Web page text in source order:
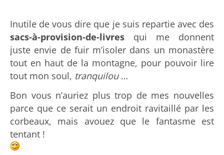
Inutile de vous dire que je suis repartie avec des
sacs-à-provision-de-livres qui me donnent
juste envie de fuir m’isoler dans un monastère
tout en haut de la montagne, pour pouvoir lire
tout mon soul, tranquilou…
Bon vous n’auriez plus trop de mes nouvelles
parce que ce serait un endroit ravitaillé par les
corbeaux, mais avouez que le fantasme est
tentant !